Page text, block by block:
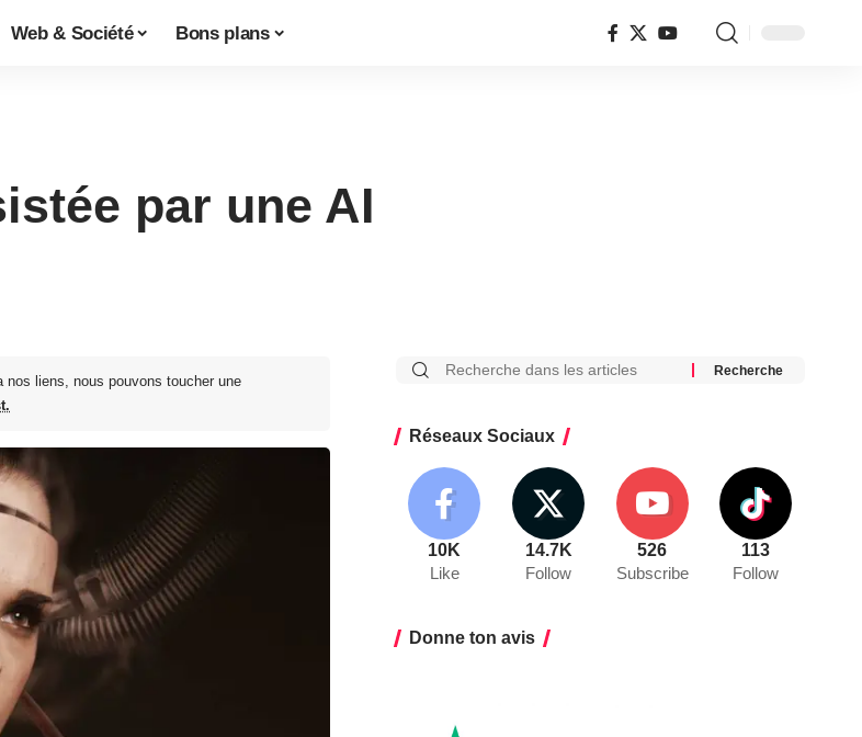
Web & Société Bons plans
par une AI
liens, nous pouvons toucher une
Réseaux Sociaux
10K
Like
14.7K
Follow
526
Subscribe
113
Follow
Donne ton avis